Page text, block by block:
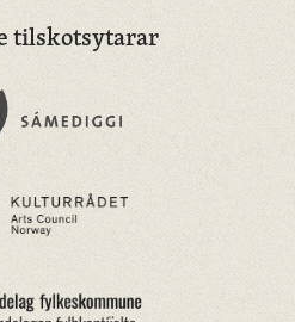
tilskotsytarar